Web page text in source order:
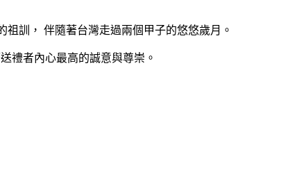
訓， 伴隨著台灣走過兩個甲子的悠悠歲月。
禮者內心最高的誠意與尊崇。